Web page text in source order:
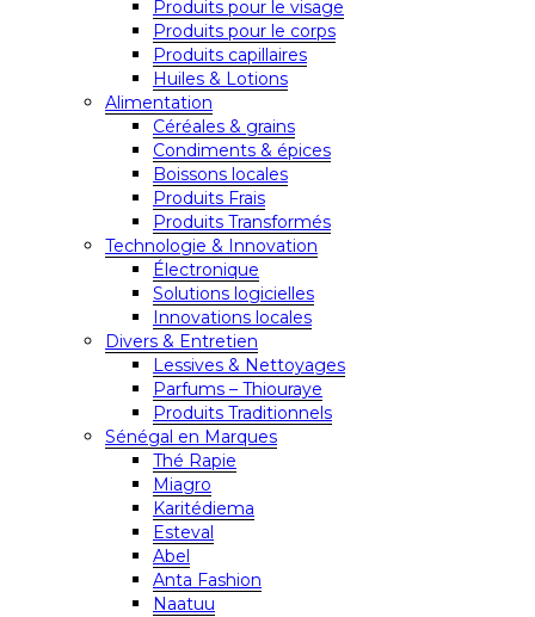
Produits pour le visage
Produits pour le corps
Produits capillaires
Huiles & Lotions
Alimentation
Céréales & grains
Condiments & épices
Boissons locales
Produits Frais
Produits Transformés
Technologie & Innovation
Électronique
Solutions logicielles
Innovations locales
Divers & Entretien
Lessives & Nettoyages
Parfums – Thiouraye
Produits Traditionnels
Sénégal en Marques
Thé Rapie
Miagro
Karitédiema
Esteval
Abel
Anta Fashion
Naatuu